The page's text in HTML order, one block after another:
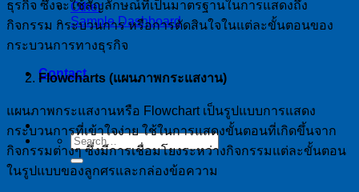
Other
Sample Dashboard
Contact
ธุรกิจ ซึ่งจะใช้สัญลักษณ์ที่เป็นมาตรฐานในการแสดงถึง
กิจกรรม กระบวนการ หรือการตัดสินใจในแต่ละขั้นตอนของ
กระบวนการทางธุรกิจ
Flowcharts (แผนภาพกระแสงาน)
แผนภาพกระแสงานหรือ Flowchart เป็นรูปแบบการแสดง
กระบวนการที่เข้าใจง่าย ใช้ในการแสดงขั้นตอนที่เกิดขึ้นจาก
กิจกรรมต่างๆ ซึ่งมีการเชื่อมโยงระหว่างกิจกรรมแต่ละขั้นตอน
ในรูปแบบของลูกศรและกล่องข้อความ